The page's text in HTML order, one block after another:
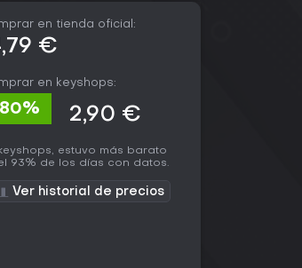
en tienda oficial:
€
en keyshops:
2,90 €
estuvo más barato
93% de los días con datos.
Ver historial de precios